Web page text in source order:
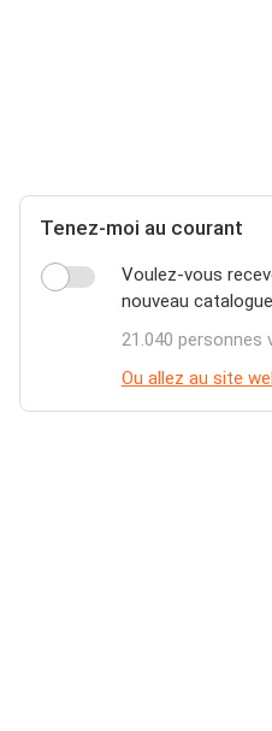
Tenez-moi au courant
Voulez-vous
nouveau
21.040 personnes
Ou allez au site